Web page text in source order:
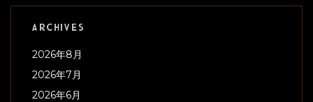
ARCHIVES
2026年8月
2026年7月
2026年6月